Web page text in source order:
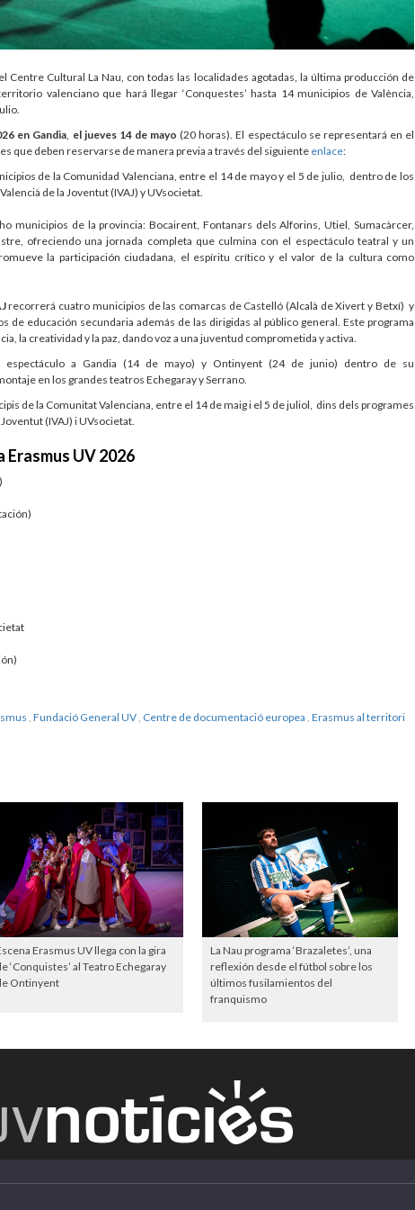
Centre Cultural La Nau, con todas las localidades agotadas, la última producción de
valenciano que hará llegar ‘Conquestes’ hasta 14 municipios de València,
en Gandia el jueves 14 de mayo (20 horas). El espectáculo se representará en el
que deben reservarse de manera previa a través del siguiente enlace:
de la Comunidad Valenciana, entre el 14 de mayo y el 5 de julio, dentro de los
de la Joventut (IVAJ) y UVsocietat.
municipios de la provincia: Bocairent, Fontanars dels Alforins, Utiel, Sumacàrcer,
ofreciendo una jornada completa que culmina con el espectáculo teatral y un
la participación ciudadana, el espíritu crítico y el valor de la cultura como
recorrerá cuatro municipios de las comarcas de Castelló (Alcalà de Xivert y Betxí) y
de educación secundaria además de las dirigidas al público general. Este programa
la creatividad y la paz, dando voz a una juventud comprometida y activa.
espectáculo a Gandia (14 de mayo) y Ontinyent (24 de junio) dentro de su
en los grandes teatros Echegaray y Serrano.
de la Comunitat Valenciana, entre el 14 de maig i el 5 de juliol, dins dels programes
(IVAJ) i UVsocietat.
Erasmus UV 2026
Fundació General UV Centre de documentació europea Erasmus al territori
Erasmus UV llega con la gira
‘Conquistes’ al Teatro Echegaray
Ontinyent
La Nau programa ‘Brazaletes’, una
reflexión desde el fútbol sobre los
últimos fusilamientos del
franquismo